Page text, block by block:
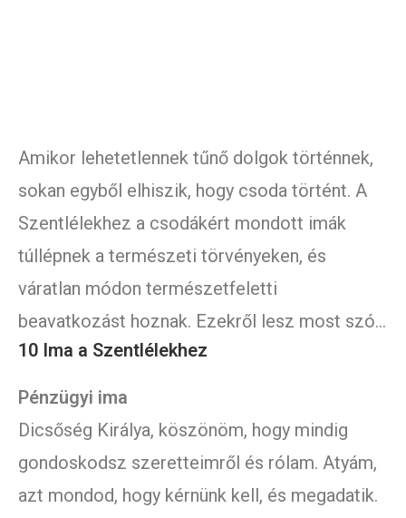
Amikor lehetetlennek tűnő dolgok történnek,
sokan egyből elhiszik, hogy csoda történt. A
Szentlélekhez a csodákért mondott imák
túllépnek a természeti törvényeken, és
váratlan módon természetfeletti
beavatkozást hoznak. Ezekről lesz most szó…
10 Ima a Szentlélekhez
Pénzügyi ima
Dicsőség Királya, köszönöm, hogy mindig
gondoskodsz szeretteimről és rólam. Atyám,
azt mondod, hogy kérnünk kell, és megadatik.